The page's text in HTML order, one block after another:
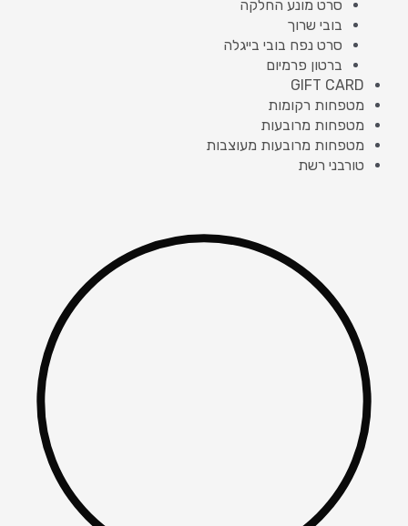
סרט מונע החלקה
בובי שרוך
סרט נפח בובי בייגלה
ברטון פרמיום
GIFT CARD
מטפחות רקומות
מטפחות מרובעות
מטפחות מרובעות מעוצבות
טורבני רשת